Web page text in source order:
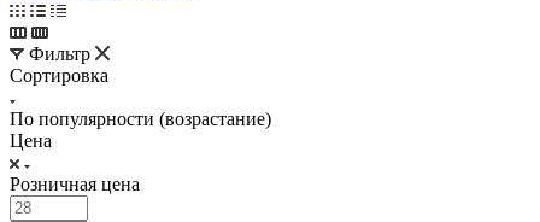
Фильтр
Сортировка
По популярности (возрастание)
Цена
Розничная цена